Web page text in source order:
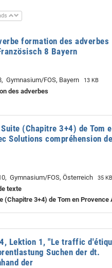
formation des adverbes
8 Bayern
Gymnasium/FOS, Bayern 13 KB
des adverbes
(Chapitre 3+4) de Tom
Solutions compréhension
Gymnasium/FOS, Österreich 35 KB
texte
(Chapitre 3+4) de Tom en Provence
Lektion 1, "Le traffic
Suchen der dt.
der